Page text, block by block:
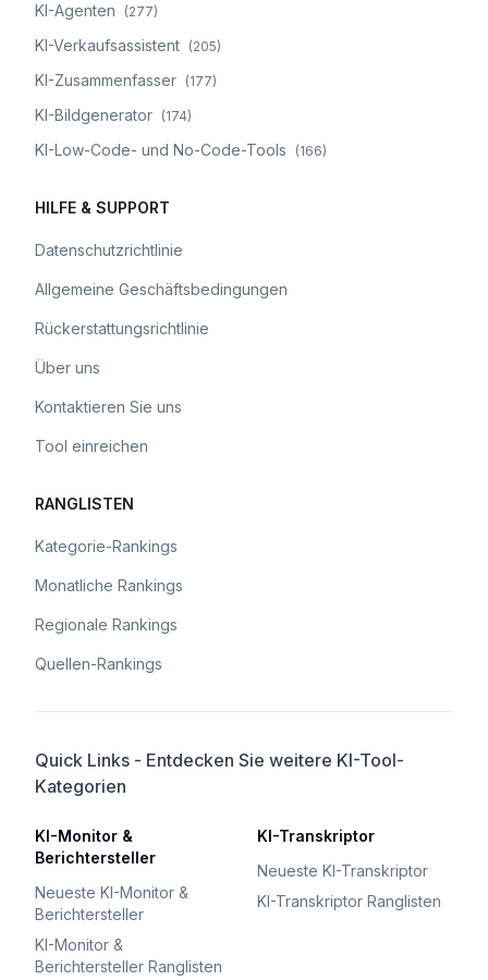
KI-Agenten (277)
KI-Verkaufsassistent (205)
KI-Zusammenfasser (177)
KI-Bildgenerator (174)
KI-Low-Code- und No-Code-Tools (166)
HILFE & SUPPORT
Datenschutzrichtlinie
Allgemeine Geschäftsbedingungen
Rückerstattungsrichtlinie
Über uns
Kontaktieren Sie uns
Tool einreichen
RANGLISTEN
Kategorie-Rankings
Monatliche Rankings
Regionale Rankings
Quellen-Rankings
Quick Links - Entdecken Sie weitere KI-Tool-
Kategorien
KI-Monitor &
Berichtersteller
Neueste KI-Monitor &
Berichtersteller
KI-Monitor &
Berichtersteller Ranglisten
KI-Transkriptor
Neueste KI-Transkriptor
KI-Transkriptor Ranglisten